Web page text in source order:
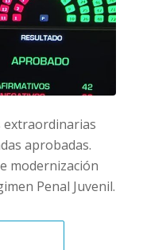
extraordinarias
aprobadas.
modernización
Penal Juvenil.